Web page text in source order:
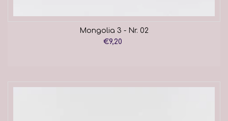
Mongolia 3 - Nr. 02
€9,20